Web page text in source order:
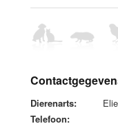
Dierenarts:
Telefoon: